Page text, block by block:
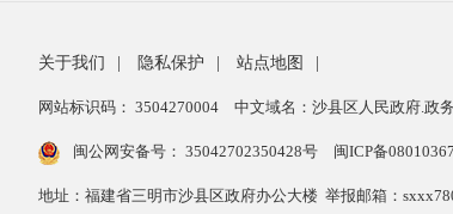
关于我们 隐私保护 站点地图
网站标识码： 3504270004 中文域名：沙县区人民政府.政务
闽公网安备号： 35042702350428号 闽ICP备
地址：福建省三明市沙县区政府办公大楼 举报邮箱：